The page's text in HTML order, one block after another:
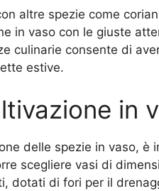
altre spezie come
in vaso con le giuste
culinarie consente di
estive.
in
delle spezie in vaso, è
scegliere vasi di
dotati di fori per il